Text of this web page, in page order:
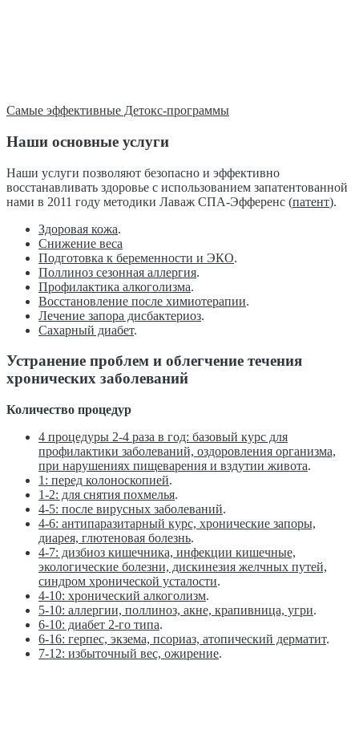
Самые эффективные Детокс-программы
Наши основные услуги
Наши услуги позволяют безопасно и эффективно
восстанавливать здоровье с использованием запатентованной
нами в 2011 году методики Лаваж СПА-Эфференс (патент).
Здоровая кожа.
Снижение веса
Подготовка к беременности и ЭКО.
Поллиноз сезонная аллергия.
Профилактика алкоголизма.
Восстановление после химиотерапии.
Лечение запора дисбактериоз.
Сахарный диабет.
Устранение проблем и облегчение течения
хронических заболеваний
Количество процедур
4 процедуры 2-4 раза в год: базовый курс для
профилактики заболеваний, оздоровления организма,
при нарушениях пищеварения и вздутии живота.
1: перед колоноскопией.
1-2: для снятия похмелья.
4-5: после вирусных заболеваний.
4-6: антипаразитарный курс, хронические запоры,
диарея, глютеновая болезнь.
4-7: дизбиоз кишечника, инфекции кишечные,
экологические болезни, дискинезия желчных путей,
синдром хронической усталости.
4-10: хронический алкоголизм.
5-10: аллергии, поллиноз, акне, крапивница, угри.
6-10: диабет 2-го типа.
6-16: герпес, экзема, псориаз, атопический дерматит.
7-12: избыточный вес, ожирение.